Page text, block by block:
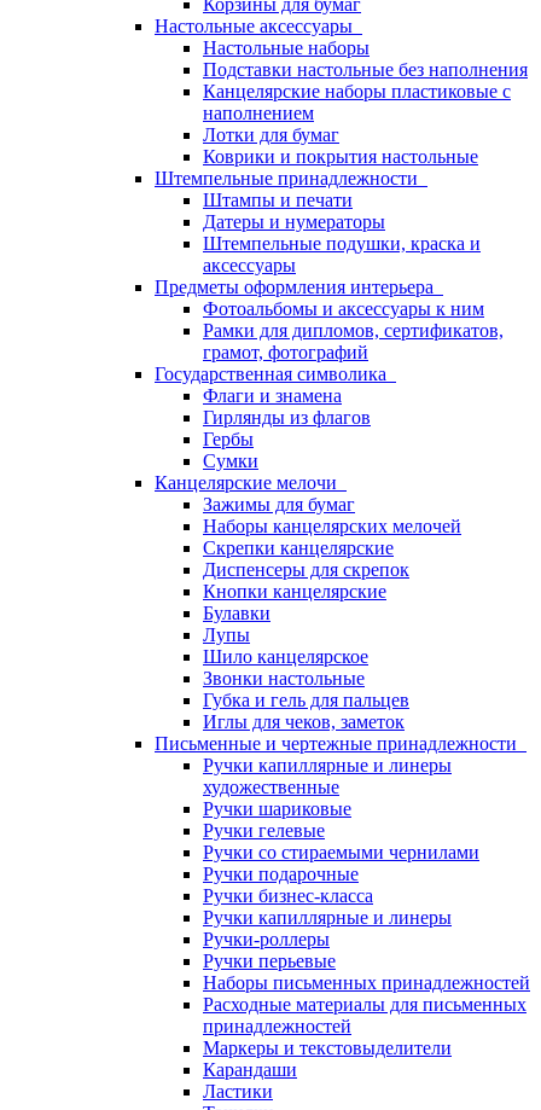
Корзины для бумаг
Настольные аксессуары
Настольные наборы
Подставки настольные без наполнения
Канцелярские наборы пластиковые с
наполнением
Лотки для бумаг
Коврики и покрытия настольные
Штемпельные принадлежности
Штампы и печати
Датеры и нумераторы
Штемпельные подушки, краска и
аксессуары
Предметы оформления интерьера
Фотоальбомы и аксессуары к ним
Рамки для дипломов, сертификатов,
грамот, фотографий
Государственная символика
Флаги и знамена
Гирлянды из флагов
Гербы
Сумки
Канцелярские мелочи
Зажимы для бумаг
Наборы канцелярских мелочей
Скрепки канцелярские
Диспенсеры для скрепок
Кнопки канцелярские
Булавки
Лупы
Шило канцелярское
Звонки настольные
Губка и гель для пальцев
Иглы для чеков, заметок
Письменные и чертежные принадлежности
Ручки капиллярные и линеры
художественные
Ручки шариковые
Ручки гелевые
Ручки со стираемыми чернилами
Ручки подарочные
Ручки бизнес-класса
Ручки капиллярные и линеры
Ручки-роллеры
Ручки перьевые
Наборы письменных принадлежностей
Расходные материалы для письменных
принадлежностей
Маркеры и текстовыделители
Карандаши
Ластики